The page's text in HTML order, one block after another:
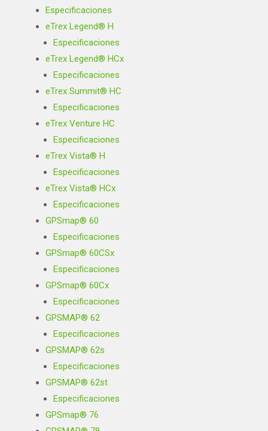
Especificaciones
eTrex Legend® H
Especificaciones
eTrex Legend® HCx
Especificaciones
eTrex Summit® HC
Especificaciones
eTrex Venture HC
Especificaciones
eTrex Vista® H
Especificaciones
eTrex Vista® HCx
Especificaciones
GPSmap® 60
Especificaciones
GPSmap® 60CSx
Especificaciones
GPSmap® 60Cx
Especificaciones
GPSMAP® 62
Especificaciones
GPSMAP® 62s
Especificaciones
GPSMAP® 62st
Especificaciones
GPSmap® 76